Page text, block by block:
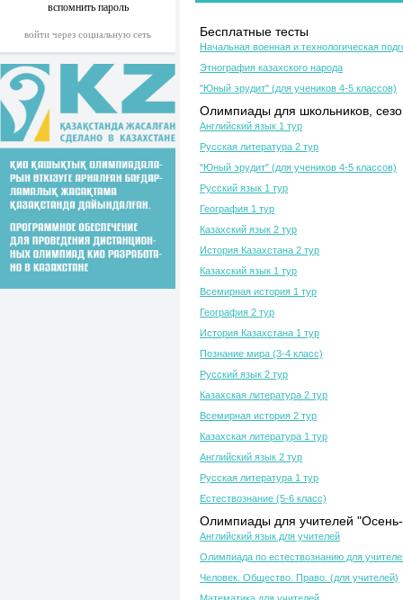
вспомнить пароль
войти через социальную сеть Бесплатные тесты
Начальная военная и технологическая
Этнография казахского народа
"Юный эрудит" (для учеников 4-5 классов)
Олимпиады для школьников,
Английский язык 1 тур
Русская литература 2 тур
"Юный эрудит" (для учеников 4-5 классов)
Русский язык 1 тур
География 1 тур
Казахский язык 2 тур
История Казахстана 2 тур
Казахский язык 1 тур
Всемирная история 1 тур
География 2 тур
История Казахстана 1 тур
Познание мира (3-4 класс)
Русский язык 2 тур
Казахская литература 2 тур
Всемирная история 2 тур
Казахская литература 1 тур
Английский язык 2 тур
Русская литература 1 тур
Естествознание (5-6 класс)
Олимпиады для учителей
Английский язык для учителей
Олимпиада по естествознанию для
Человек. Общество. Право. (для учителей)